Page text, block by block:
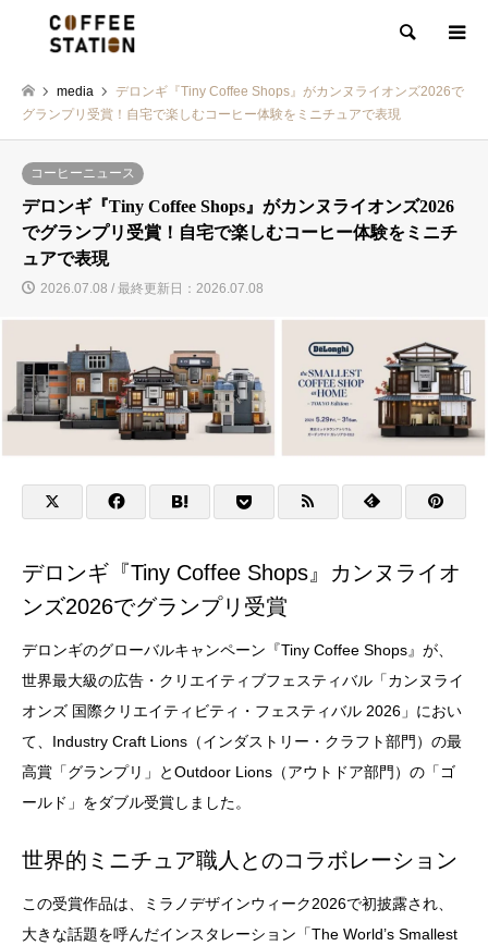
検索
media
デロンギ『Tiny Coffee Shops』がカンヌライオンズ2026で
グランプリ受賞！自宅で楽しむコーヒー体験をミニチュアで表現
コーヒーニュース
デロンギ『Tiny Coffee Shops』がカンヌライオンズ2026
でグランプリ受賞！自宅で楽しむコーヒー体験をミニチ
ュアで表現
2026.07.08 / 最終更新日：2026.07.08
デロンギ『Tiny Coffee Shops』カンヌライオ
ンズ2026でグランプリ受賞
デロンギのグローバルキャンペーン『Tiny Coffee Shops』が、
世界最大級の広告・クリエイティブフェスティバル「カンヌライ
オンズ 国際クリエイティビティ・フェスティバル 2026」におい
て、Industry Craft Lions（インダストリー・クラフト部門）の最
高賞「グランプリ」とOutdoor Lions（アウトドア部門）の「ゴ
ールド」をダブル受賞しました。
世界的ミニチュア職人とのコラボレーション
この受賞作品は、ミラノデザインウィーク2026で初披露され、
大きな話題を呼んだインスタレーション「The World’s Smallest